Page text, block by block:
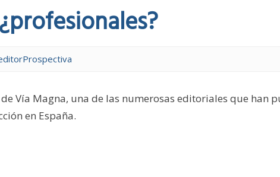
Vía Magna, una de las numerosas editoriales que han
en España.